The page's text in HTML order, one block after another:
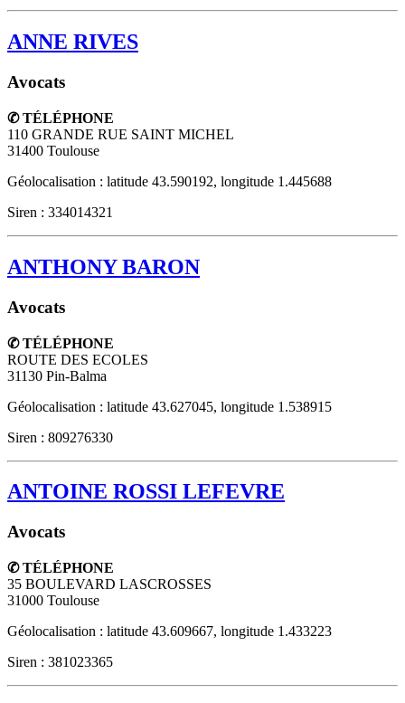
ANNE RIVES
Avocats
✆ TÉLÉPHONE
110 GRANDE RUE SAINT MICHEL
31400 Toulouse
Géolocalisation : latitude 43.590192, longitude 1.445688
Siren : 334014321
ANTHONY BARON
Avocats
✆ TÉLÉPHONE
ROUTE DES ECOLES
31130 Pin-Balma
Géolocalisation : latitude 43.627045, longitude 1.538915
Siren : 809276330
ANTOINE ROSSI LEFEVRE
Avocats
✆ TÉLÉPHONE
35 BOULEVARD LASCROSSES
31000 Toulouse
Géolocalisation : latitude 43.609667, longitude 1.433223
Siren : 381023365